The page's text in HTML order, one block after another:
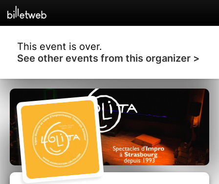
This event is over.
See other events from this organizer >